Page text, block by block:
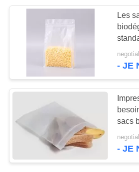
sacs
d'emballage
Les
- JE
sacs
de
- JE